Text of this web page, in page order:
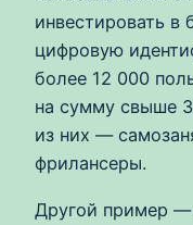
инвестировать в
цифровую
более 12 000
на сумму свыше
из них —
фрилансеры.
Другой пример —